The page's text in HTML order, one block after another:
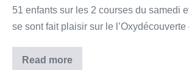
51 enfants sur les 2 courses du samedi
se sont fait plaisir sur le l’Oxydécouverte
Read more